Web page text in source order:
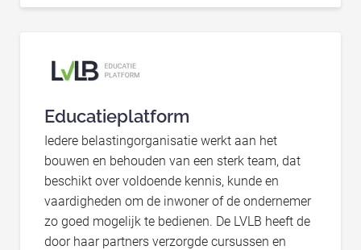
Educatieplatform
Iedere belastingorganisatie werkt aan het
bouwen en behouden van een sterk team, dat
beschikt over voldoende kennis, kunde en
vaardigheden om de inwoner of de ondernemer
zo goed mogelijk te bedienen. De LVLB heeft de
door haar partners verzorgde cursussen en